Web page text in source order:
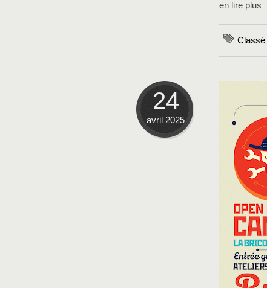
en lire plus
Classé
24
avril 2025